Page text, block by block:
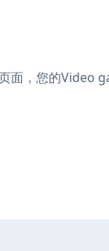
面，您的Video